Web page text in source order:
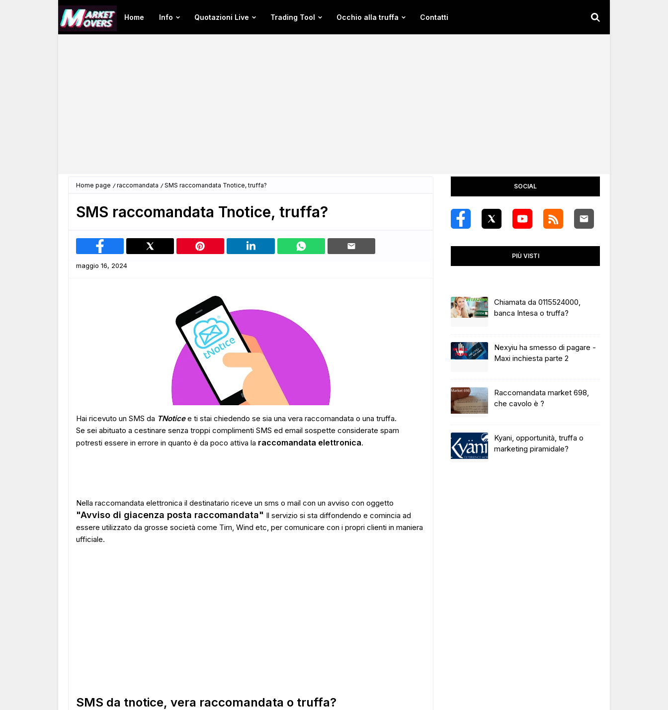
Home Info Quotazioni Live Trading Tool Occhio alla truffa Contatti
Home page raccomandata SMS raccomandata Tnotice, truffa?
SMS raccomandata Tnotice, truffa?
maggio 16, 2024
Hai ricevuto un SMS da TNoticee ti stai chiedendo se sia una vera raccomandata o una truffa.
Se sei abituato a cestinare senza troppi complimenti SMS ed email sospette considerate spam
potresti essere in errore in quanto è da poco attiva la raccomandata elettronica.
Nella raccomandata elettronica il destinatario riceve un sms o mail con un avviso con oggetto
"Avviso di giacenza posta raccomandata" Il servizio si sta diffondendo e comincia ad
essere utilizzato da grosse società come Tim, Wind etc, per comunicare con i propri clienti in maniera
ufficiale.
SMS da tnotice, vera raccomandata o truffa?
SOCIAL
PIÙ VISTI
Chiamata da 0115524000,
banca Intesa o truffa?
Nexyiu ha smesso di pagare -
Maxi inchiesta parte 2
Raccomandata market 698,
che cavolo è ?
Kyani, opportunità, truffa o
marketing piramidale?